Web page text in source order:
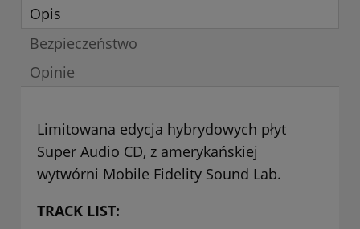
Opis
Bezpieczeństwo
Opinie
Limitowana edycja hybrydowych płyt
Super Audio CD, z amerykańskiej
wytwórni Mobile Fidelity Sound Lab.
TRACK LIST: